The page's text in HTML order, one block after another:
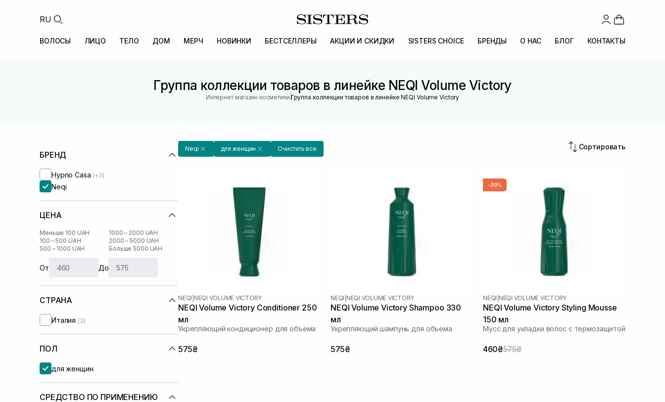
RU
ВОЛОСЫ ЛИЦО ТЕЛО ДОМ МЕРЧ НОВИНКИ БЕСТСЕЛЛЕРЫ АКЦИИ И СКИДКИ SISTERS CHOICE БРЕНДЫ О НАС БЛОГ КОНТАКТЫ
Группа коллекции товаров в линейке NEQI Volume Victory
Интернет магазин косметики |Группа коллекции товаров в линейке NEQI Volume Victory
БРЕНД
Hypno Casa (+3)
Neqi
ЦЕНА
Меньше 100 UAH
100 – 500 UAH
500 – 1000 UAH
1000 – 2000 UAH
2000 – 5000 UAH
Больше 5000 UAH
От До
СТРАНА
Италия (3)
ПОЛ
для женщин
СРЕДСТВО ПО ПРИМЕНЕНИЮ
Neqi для женщин Очистить все Сортировать
NEQI NEQI VOLUME VICTORY
NEQI Volume Victory Conditioner 250
мл
Укрепляющий кондиционер для объема
575₴
NEQI NEQI VOLUME VICTORY
NEQI Volume Victory Shampoo 330
мл
Укрепляющий шампунь для объема
575₴
-20%
NEQI NEQI VOLUME VICTORY
NEQI Volume Victory Styling Mousse
150 мл
Мусс для укладки волос с термозащитой
460₴575₴